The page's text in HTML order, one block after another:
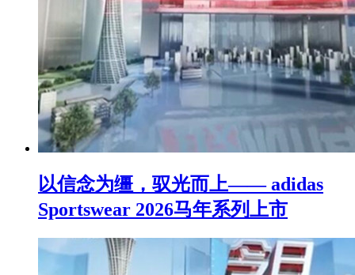
以信念为缰，驭光而上—— adidas
Sportswear 2026马年系列上市